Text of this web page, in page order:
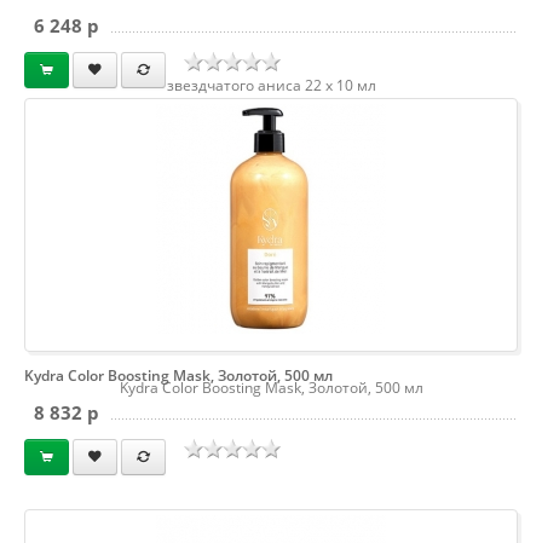
звездчатого аниса 22 х 10 мл
6 248 p
Kydra Color Boosting Mask, Золотой, 500 мл
Kydra Color Boosting Mask, Золотой, 500 мл
8 832 p